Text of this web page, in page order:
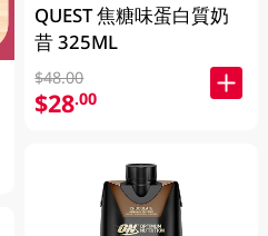
QUEST 焦糖味蛋白質奶
昔 325ML
$48.00
$28.00